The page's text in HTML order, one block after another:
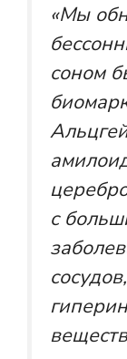
«Мы
соном
с